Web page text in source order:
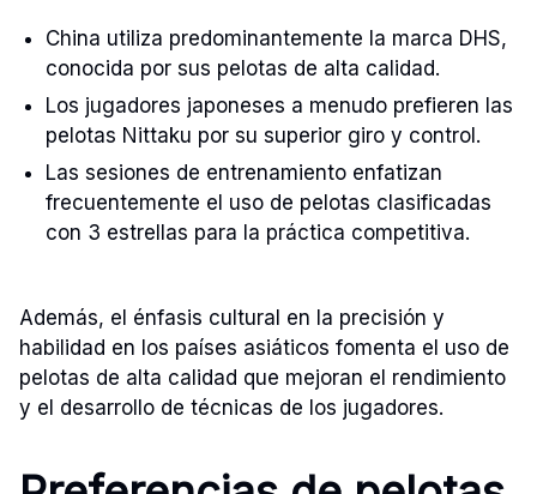
China utiliza predominantemente la marca DHS,
conocida por sus pelotas de alta calidad.
Los jugadores japoneses a menudo prefieren las
pelotas Nittaku por su superior giro y control.
Las sesiones de entrenamiento enfatizan
frecuentemente el uso de pelotas clasificadas
con 3 estrellas para la práctica competitiva.
Además, el énfasis cultural en la precisión y
habilidad en los países asiáticos fomenta el uso de
pelotas de alta calidad que mejoran el rendimiento
y el desarrollo de técnicas de los jugadores.